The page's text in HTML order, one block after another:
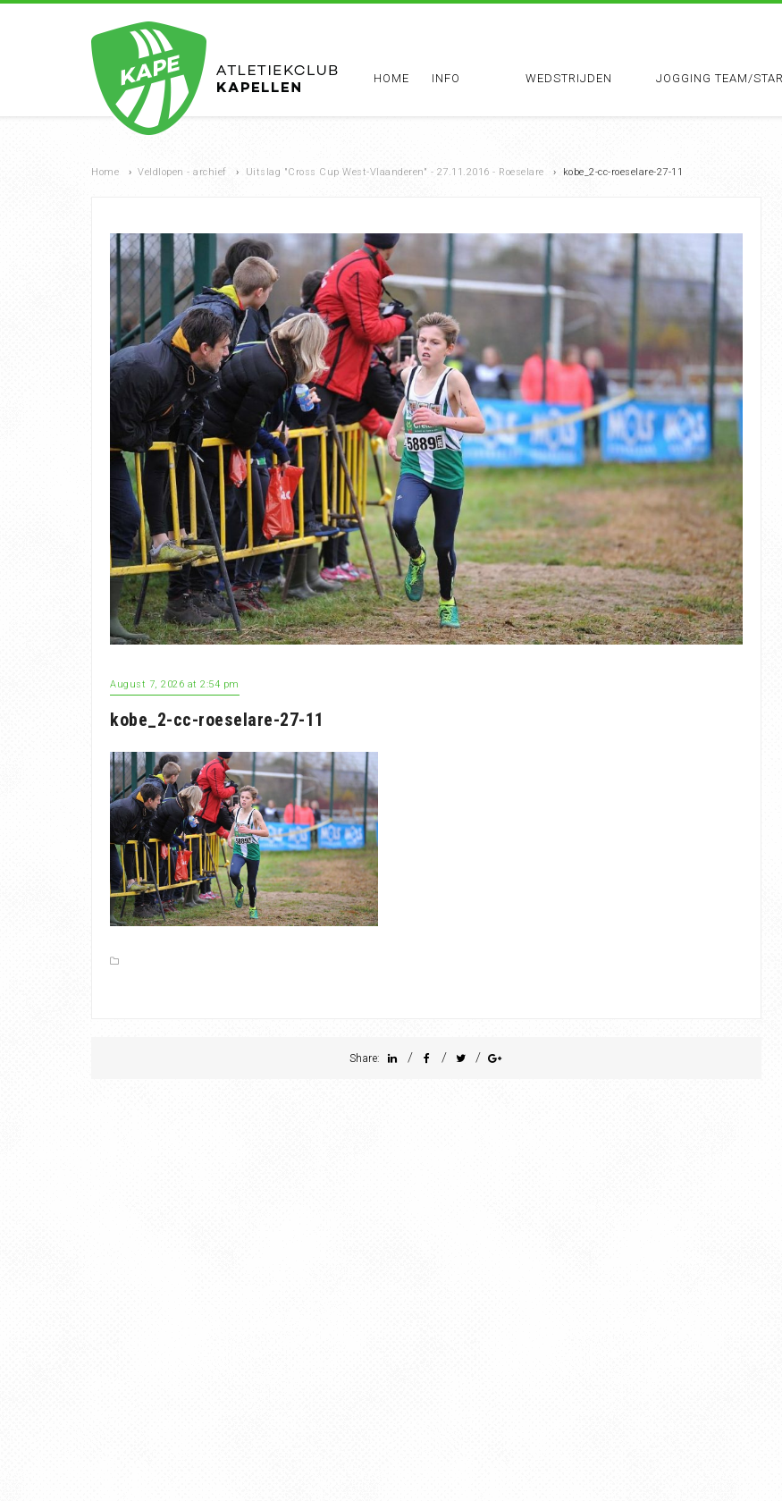
HOME INFO WEDSTRIJDEN JOGGING TEAM/
Home › Veldlopen - archief › Uitslag "Cross Cup West-Vlaanderen" - 27.11.2016 - Roeselare › kobe_2-cc-roeselare-27-11
August 7, 2026 at 2:54 pm
kobe_2-cc-roeselare-27-11
Share: / / /